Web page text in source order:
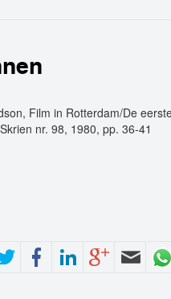
Film in Rotterdam/De
nr. 98, 1980, pp. 36-41